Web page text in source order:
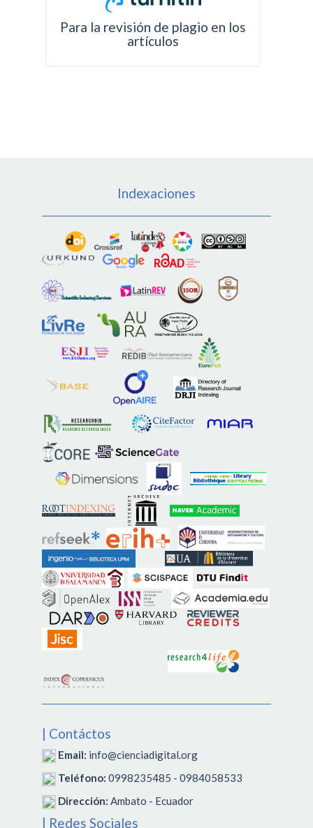
Para la revisión de plagio en los
artículos
Indexaciones
| Contáctos
Email: info@cienciadigital.org
Teléfono: 0998235485 - 0984058533
Dirección: Ambato - Ecuador
| Redes Sociales